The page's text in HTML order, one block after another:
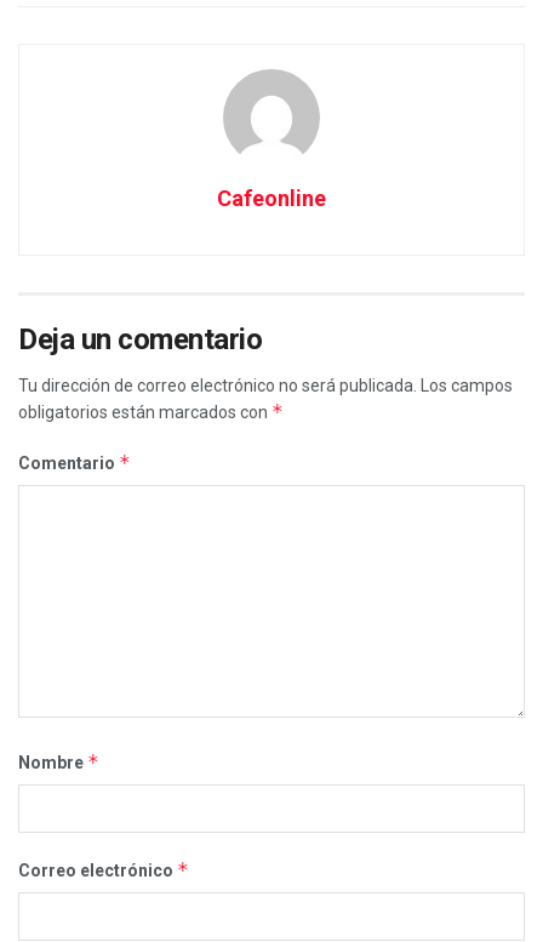
Cafeonline
Deja un comentario
Tu dirección de correo electrónico no será publicada.
Los campos
obligatorios están marcados con *
Comentario *
Nombre *
Correo electrónico *